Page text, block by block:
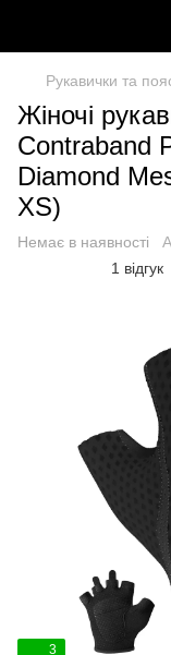
Рукавички та
Жіночі
Contraband
Diamond
XS)
Немає в наявності
1 відгук
3